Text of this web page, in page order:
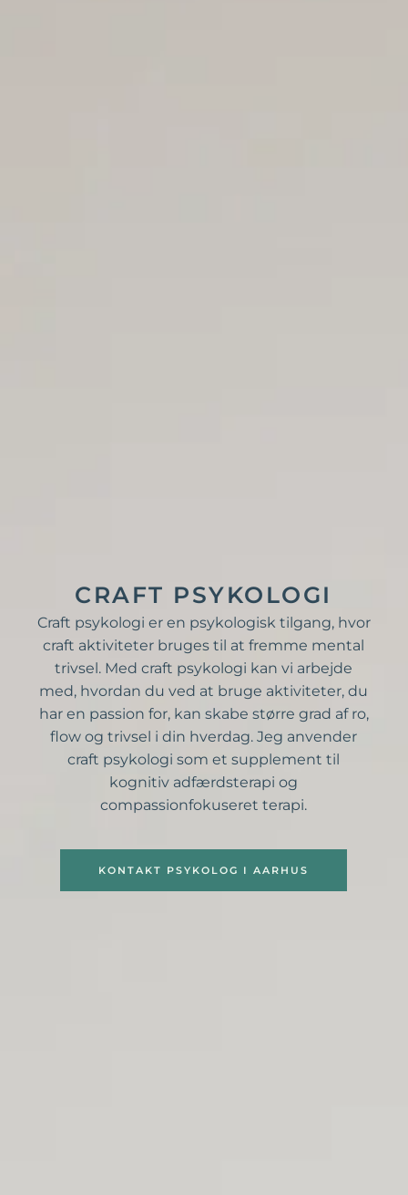
CRAFT PSYKOLOGI
Craft psykologi er en psykologisk tilgang, hvor
craft aktiviteter bruges til at fremme mental
trivsel. Med craft psykologi kan vi arbejde
med, hvordan du ved at bruge aktiviteter, du
har en passion for, kan skabe større grad af ro,
flow og trivsel i din hverdag. Jeg anvender
craft psykologi som et supplement til
kognitiv adfærdsterapi og
compassionfokuseret terapi.
KONTAKT PSYKOLOG I AARHUS